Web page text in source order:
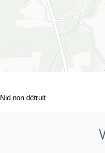
Nid non détruit